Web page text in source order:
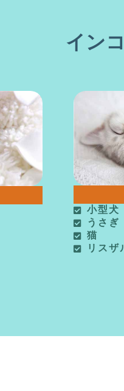
イン
小型犬
うさぎ
猫
リスザ